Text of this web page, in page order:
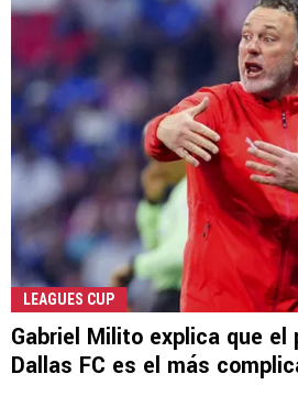
LEAGUES CUP
Gabriel Milito explica que
Dallas FC es el más